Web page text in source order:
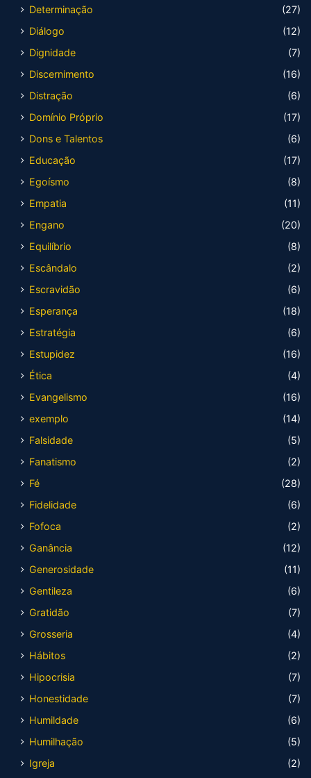
Determinação
(27)
Diálogo
(12)
Dignidade
(7)
Discernimento
(16)
Distração
(6)
Domínio Próprio
(17)
Dons e Talentos
(6)
Educação
(17)
Egoísmo
(8)
Empatia
(11)
Engano
(20)
Equilíbrio
(8)
Escândalo
(2)
Escravidão
(6)
Esperança
(18)
Estratégia
(6)
Estupidez
(16)
Ética
(4)
Evangelismo
(16)
exemplo
(14)
Falsidade
(5)
Fanatismo
(2)
Fé
(28)
Fidelidade
(6)
Fofoca
(2)
Ganância
(12)
Generosidade
(11)
Gentileza
(6)
Gratidão
(7)
Grosseria
(4)
Hábitos
(2)
Hipocrisia
(7)
Honestidade
(7)
Humildade
(6)
Humilhação
(5)
Igreja
(2)